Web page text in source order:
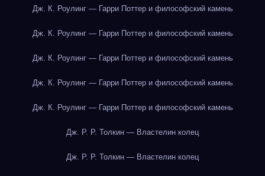
Дж. К. Роулинг — Гарри Поттер и философский камень
Дж. К. Роулинг — Гарри Поттер и философский камень
Дж. К. Роулинг — Гарри Поттер и философский камень
Дж. К. Роулинг — Гарри Поттер и философский камень
Дж. К. Роулинг — Гарри Поттер и философский камень
Дж. Р. Р. Толкин — Властелин колец
Дж. Р. Р. Толкин — Властелин колец